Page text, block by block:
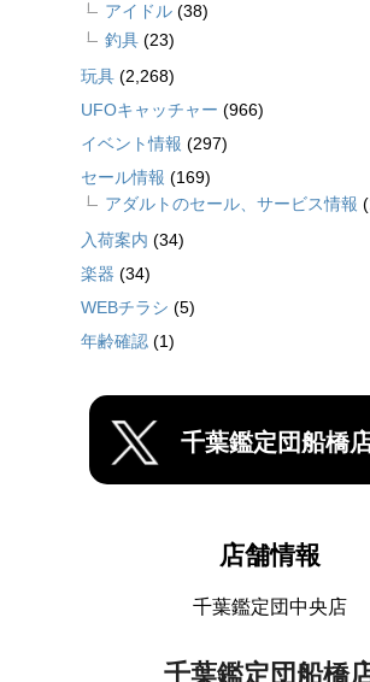
アイドル (38)
釣具 (23)
玩具 (2,268)
UFOキャッチャー (966)
イベント情報 (297)
セール情報 (169)
アダルトのセール、サービス情報
入荷案内 (34)
楽器 (34)
WEBチラシ (5)
年齢確認 (1)
千葉鑑定団船橋
店舗情報
千葉鑑定団中央店
千葉鑑定団船橋